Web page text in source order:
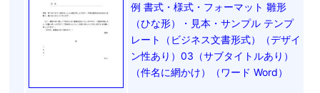
例 書式・様式・フォーマット 雛形
（ひな形）・見本・サンプル テンプ
レート（ビジネス文書形式）（デザイ
ン性あり）03（サブタイトルあり）
（件名に網かけ）（ワード Word）